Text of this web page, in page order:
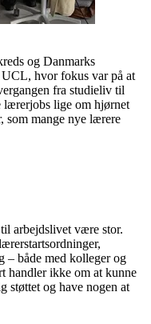
og Danmarks
hvor fokus var på at
fra studieliv til
lærerjobs lige om hjørnet
som mange nye lærere
arbejdslivet være stor.
– både med kolleger og
handler ikke om at kunne
støttet og have nogen at